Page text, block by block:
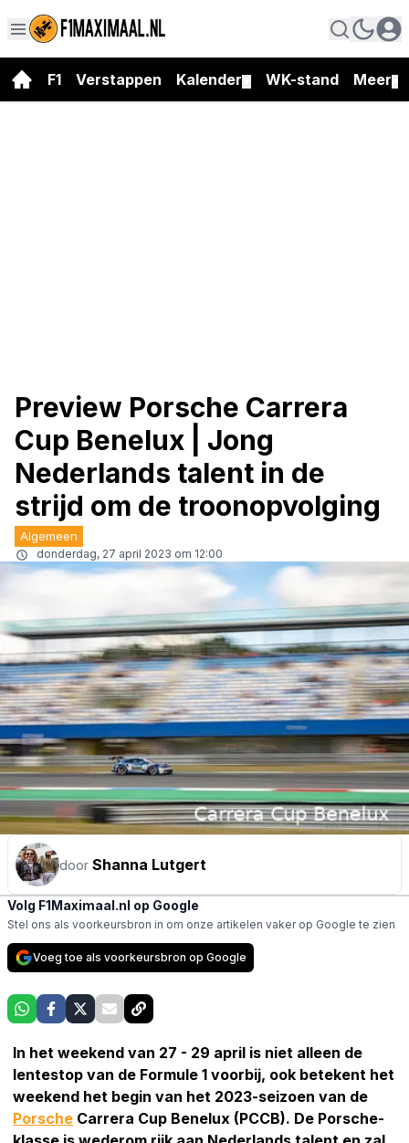
F1 Verstappen Kalender WK-stand Meer
Preview Porsche Carrera
Cup Benelux | Jong
Nederlands talent in de
strijd om de troonopvolging
Algemeen
donderdag, 27 april 2023 om 12:00
door Shanna Lutgert
Volg F1Maximaal.nl op Google
Stel ons als voorkeursbron in om onze artikelen vaker op Google te zien
Voeg toe als voorkeursbron op Google
In het weekend van 27 - 29 april is niet alleen de
lentestop van de Formule 1 voorbij, ook betekent het
weekend het begin van het 2023-seizoen van de
Porsche Carrera Cup Benelux (PCCB). De Porsche-